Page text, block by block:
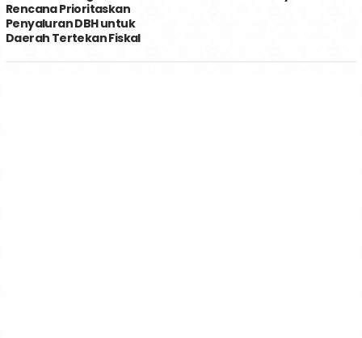
Rencana Prioritaskan
Penyaluran DBH untuk
Daerah Tertekan Fiskal